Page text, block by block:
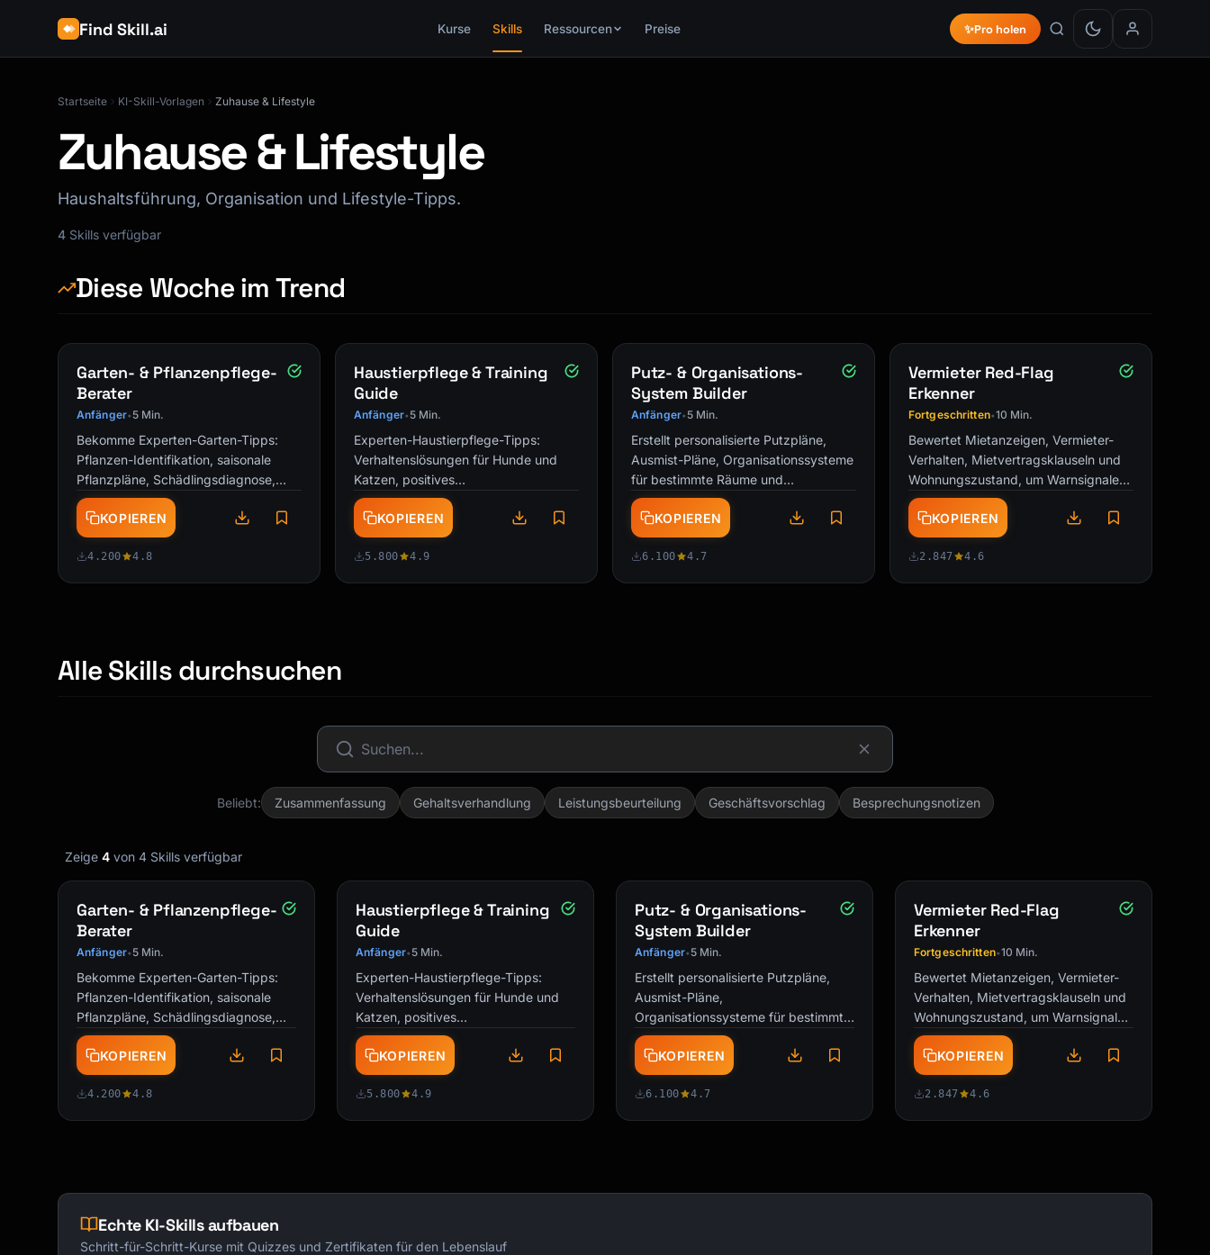
Find Skill.ai Kurse Skills Ressourcen Preise ✨Pro holen
Startseite KI-Skill-Vorlagen Zuhause & Lifestyle
Zuhause & Lifestyle
Haushaltsführung, Organisation und Lifestyle-Tipps.
4 Skills verfügbar
Diese Woche im Trend
Garten- & Pflanzenpflege-
Berater
Anfänger• 5 Min.
Bekomme Experten-Garten-Tipps:
Pflanzen-Identifikation, saisonale
Pflanzpläne, Schädlingsdiagnose,
Mischkultur-Tipps und personalisierte
…
KOPIEREN
4.200 4.8
Haustierpflege & Training
Guide
Anfänger• 5 Min.
Experten-Haustierpflege-Tipps:
Verhaltenslösungen für Hunde und
Katzen, positives
Verstärkungstraining,
Gesundheitssymptom-Beratung, …
KOPIEREN
5.800 4.9
Putz- & Organisations-
System Builder
Anfänger• 5 Min.
Erstellt personalisierte Putzpläne,
Ausmist-Pläne, Organisationssysteme
für bestimmte Räume und
Wartungsroutinen zugeschnitten auf
meinen …
KOPIEREN
6.100 4.7
Vermieter Red-Flag
Erkenner
Fortgeschritten•10 Min.
Bewertet Mietanzeigen, Vermieter-
Verhalten, Mietvertragsklauseln und
Wohnungszustand, um Warnsignale
vor Vertragsunterschrift zu …
KOPIEREN
2.847 4.6
Alle Skills durchsuchen
Beliebt: Zusammenfassung Gehaltsverhandlung Leistungsbeurteilung Geschäftsvorschlag Besprechungsnotizen
Zeige 4 von 4 Skills verfügbar
Garten- & Pflanzenpflege-
Berater
Anfänger• 5 Min.
Bekomme Experten-Garten-Tipps:
Pflanzen-Identifikation, saisonale
Pflanzpläne, Schädlingsdiagnose,
Mischkultur-Tipps und
personalisierte …
KOPIEREN
4.200 4.8
Haustierpflege & Training
Guide
Anfänger• 5 Min.
Experten-Haustierpflege-Tipps:
Verhaltenslösungen für Hunde und
Katzen, positives
Verstärkungstraining,
Gesundheitssymptom-Beratung, …
KOPIEREN
5.800 4.9
Putz- & Organisations-
System Builder
Anfänger• 5 Min.
Erstellt personalisierte Putzpläne,
Ausmist-Pläne,
Organisationssysteme für bestimmte
Räume und Wartungsroutinen
zugeschnitten auf meinen …
KOPIEREN
6.100 4.7
Vermieter Red-Flag
Erkenner
Fortgeschritten•10 Min.
Bewertet Mietanzeigen, Vermieter-
Verhalten, Mietvertragsklauseln und
Wohnungszustand, um Warnsignale
vor Vertragsunterschrift zu …
KOPIEREN
2.847 4.6
Echte KI-Skills aufbauen
Schritt-für-Schritt-Kurse mit Quizzes und Zertifikaten für den Lebenslauf